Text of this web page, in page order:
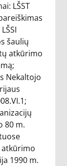
LŠST
šaulių
atkūrimo
Nekaltojo
80 m.
atkūrimo
1990 m.